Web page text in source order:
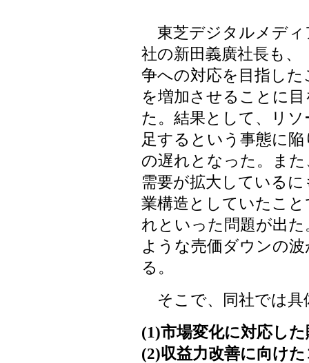
東芝デジタルメディ
社の新田義廣社長も、
争への対応を目指した
を増加させることに
た。結果として、リ
足するという事態に
の遅れとなった。ま
需要が拡大している
業構造としていたこ
れといった問題が出
ような売価ダウンの
る。
そこで、同社では具
(1)市場変化に対応し
(2)収益力改善に向け